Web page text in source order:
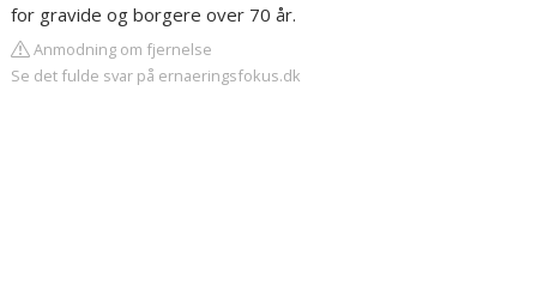
for gravide og borgere over 70 år.
Anmodning om fjernelse
Se det fulde svar på ernaeringsfokus.dk